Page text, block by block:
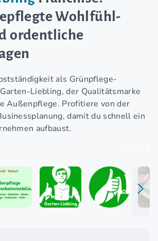
Wohlfühl-
ordentliche
als Grünpflege-
Liebling, der Qualitätsmarke
Außenpflege. Profitiere von der
damit du schnell ein
aufbaust.